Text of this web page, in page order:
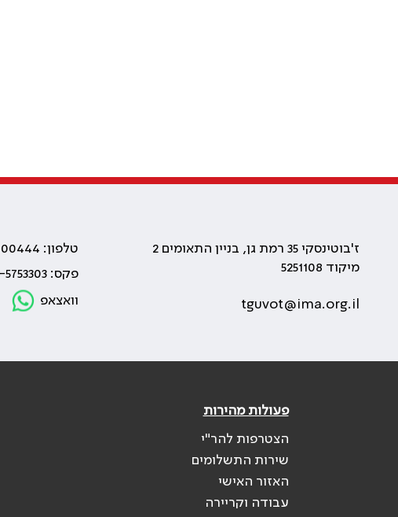
ז'בוטינסקי 35 רמת גן, בניין התאומים 2
מיקוד 5251108
tguvot@ima.org.il
טלפון: 03-6100444
פקס: 03-5753303
וואצאפ
פעולות מהירות
הצטרפות להר"י
שירות התשלומים
האזור האישי
עבודה וקריירה